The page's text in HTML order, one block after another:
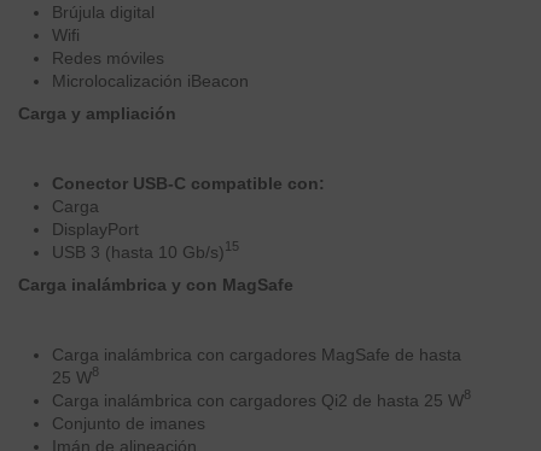
Brújula digital
Wifi
Redes móviles
Microlocalización iBeacon
Carga y ampliación
Conector USB‑C compatible con:
Carga
DisplayPort
USB 3 (hasta 10 Gb/s)15
Carga inalámbrica y con MagSafe
Carga inalámbrica con cargadores MagSafe de hasta
25 W8
Carga inalámbrica con cargadores Qi2 de hasta 25 W8
Conjunto de imanes
Imán de alineación